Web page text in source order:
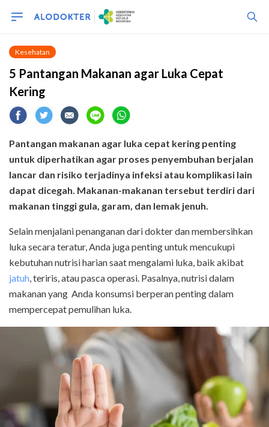
Kesehatan
5 Pantangan Makanan agar Luka Cepat
Kering
Pantangan makanan agar luka cepat kering penting
untuk diperhatikan agar proses penyembuhan berjalan
lancar dan risiko terjadinya infeksi atau komplikasi lain
dapat dicegah. Makanan-makanan tersebut terdiri dari
makanan tinggi gula, garam, dan lemak jenuh.
Selain menjalani penanganan dari dokter dan membersihkan
luka secara teratur, Anda juga penting untuk mencukupi
kebutuhan nutrisi harian saat mengalami luka, baik akibat
jatuh, teriris, atau pasca operasi. Pasalnya, nutrisi dalam
makanan yang Anda konsumsi berperan penting dalam
mempercepat pemulihan luka.